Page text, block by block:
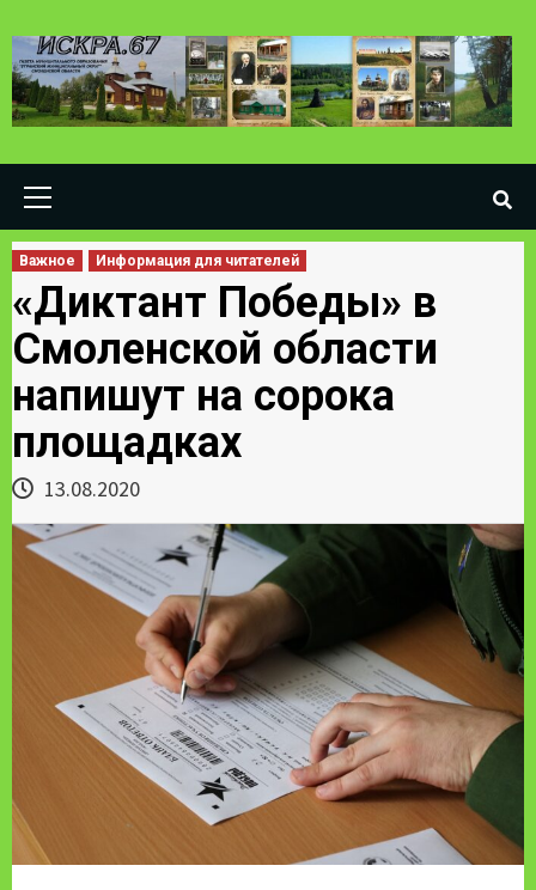
to
content
Важное Информация для читателей
«Диктант Победы» в
Смоленской области
напишут на сорока
площадках
13.08.2020